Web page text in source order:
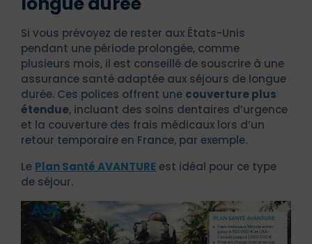
Si vous prévoyez de rester aux États-Unis
pendant une période prolongée, comme
plusieurs mois, il est conseillé de souscrire à une
assurance santé adaptée aux séjours de longue
durée. Ces polices offrent une couverture plus
étendue, incluant des soins dentaires d’urgence
et la couverture des frais médicaux lors d’un
retour temporaire en France, par exemple.
Le Plan Santé AVANTUREest idéal pour ce type
de séjour.